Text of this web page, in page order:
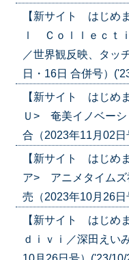
【新サイト はじめ
ｌ Ｃｏｌｌｅｃｔ
／世界観反映、タッ
日・16日 合併号）
【新サイト はじめ
Ｕ> 奄美イノベーシ
合（2023年11月02
【新サイト はじめ
ア> アニメタイムズ
売（2023年10月26
【新サイト はじめ
ｄｉｖｉ／深田えい